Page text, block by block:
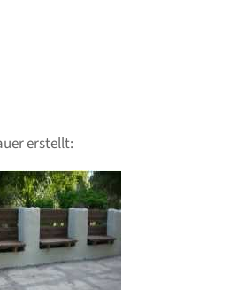
erstellt: